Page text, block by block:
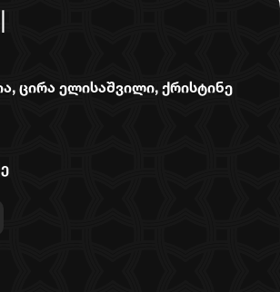
ცირა ელისაშვილი, ქრისტინე